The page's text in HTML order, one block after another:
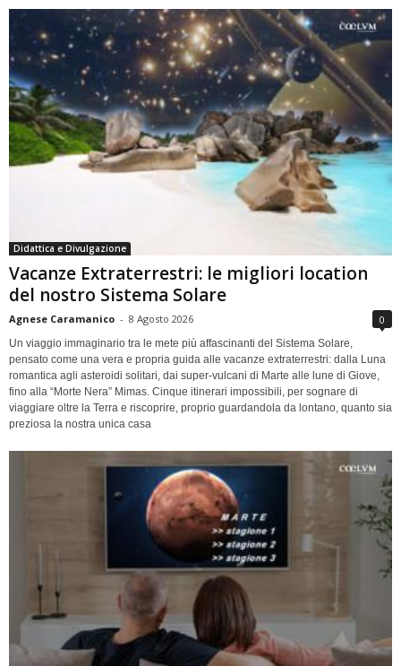
Didattica e Divulgazione
Vacanze Extraterrestri: le migliori location
del nostro Sistema Solare
Agnese Caramanico - 8 Agosto 2026 0
Un viaggio immaginario tra le mete più affascinanti del Sistema Solare,
pensato come una vera e propria guida alle vacanze extraterrestri: dalla Luna
romantica agli asteroidi solitari, dai super-vulcani di Marte alle lune di Giove,
fino alla “Morte Nera” Mimas. Cinque itinerari impossibili, per sognare di
viaggiare oltre la Terra e riscoprire, proprio guardandola da lontano, quanto sia
preziosa la nostra unica casa